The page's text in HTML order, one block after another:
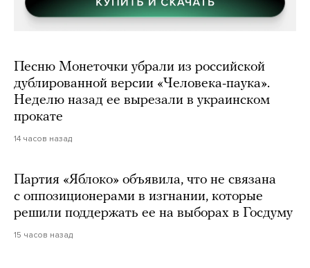
Песню Монеточки убрали из российской
дублированной версии «Человека-паука».
Неделю назад ее вырезали в украинском
прокате
14 часов назад
Партия «Яблоко» объявила, что не связана
с оппозиционерами в изгнании, которые
решили поддержать ее на выборах в Госдуму
15 часов назад